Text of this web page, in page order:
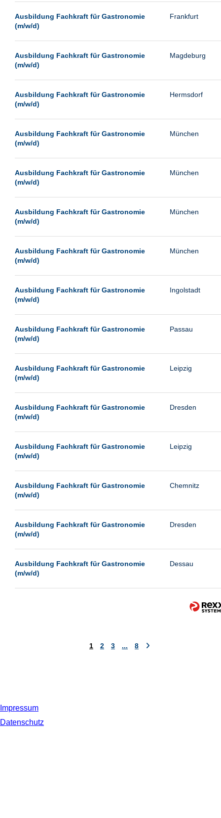
Mannheim
Neubrandenburg
Neumünster
Passau
Pforzheim
Siegburg
Siegen
Viernheim
Wetzlar
Wust/Brandenburg
Ausbildung Fachkraft für Gastronomie
(m/w/d)
Frankfurt
Ausbildung Fachkraft für Gastronomie
(m/w/d)
Magdeburg
Ausbildung Fachkraft für Gastronomie
(m/w/d)
Hermsdorf
Ausbildung Fachkraft für Gastronomie
(m/w/d)
München
Ausbildung Fachkraft für Gastronomie
(m/w/d)
München
Ausbildung Fachkraft für Gastronomie
(m/w/d)
München
Ausbildung Fachkraft für Gastronomie
(m/w/d)
München
Ausbildung Fachkraft für Gastronomie
(m/w/d)
Ingolstadt
Ausbildung Fachkraft für Gastronomie
(m/w/d)
Passau
Ausbildung Fachkraft für Gastronomie
(m/w/d)
Leipzig
Ausbildung Fachkraft für Gastronomie
(m/w/d)
Dresden
Ausbildung Fachkraft für Gastronomie
(m/w/d)
Leipzig
Ausbildung Fachkraft für Gastronomie
(m/w/d)
Chemnitz
Ausbildung Fachkraft für Gastronomie
(m/w/d)
Dresden
Ausbildung Fachkraft für Gastronomie
(m/w/d)
Dessau
1 2 3 ... 8
Impressum
Datenschutz